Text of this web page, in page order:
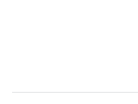
Novedades